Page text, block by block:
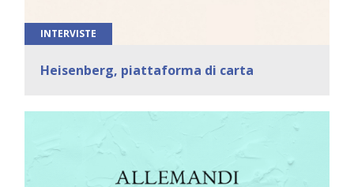
INTERVISTE
Heisenberg, piattaforma di carta